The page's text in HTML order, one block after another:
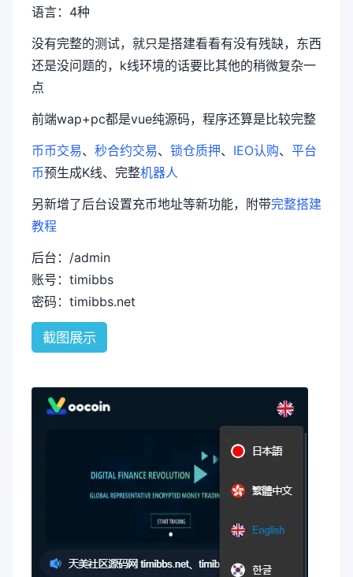
语言：4种
没有完整的测试，就只是搭建看看有没有残缺，东西
还是没问题的，k线环境的话要比其他的稍微复杂一
点
前端wap+pc都是vue纯源码，程序还算是比较完整
币币交易、 秒合约交易、 锁仓质押、 IEO认购、 平台
币预生成K线、完整机器人
另新增了后台设置充币地址等新功能，附带完整搭建
教程
后台：/admin
账号：timibbs
密码：timibbs.net
截图展示